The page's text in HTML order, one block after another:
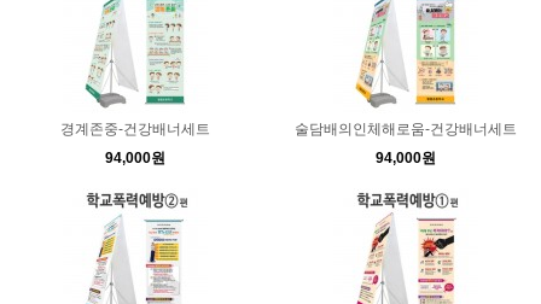
경계존중-건강배너세트
94,000원
술담배의인체해로움-건강배너세트
94,000원